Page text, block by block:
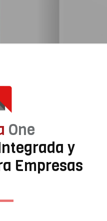
One
y
Empresas